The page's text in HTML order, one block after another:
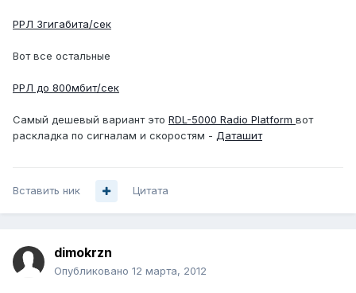
РРЛ 3гигабита/сек
Вот все остальные
РРЛ до 800мбит/сек
Самый дешевый вариант это RDL-5000 Radio Platform вот
раскладка по сигналам и скоростям - Даташит
Вставить ник Цитата
dimokrzn
Опубликовано 12 марта, 2012